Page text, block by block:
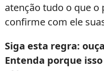
atenção tudo o que o
confirme com ele
Siga esta regra:
Entenda porque